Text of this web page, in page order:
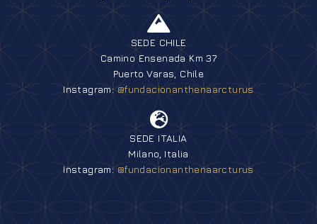
SEDE CHILE
Camino Ensenada Km 37
Puerto Varas, Chile
Instagram:@fundacionanthenaarcturus
SEDE ITALIA
Milano, Italia
Instagram:@fundacionanthenaarcturus